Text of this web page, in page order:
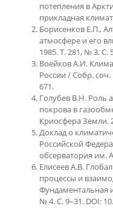
потепления в
прикладная
Борисенков Е.П.,
атмосфере и его
1985. Т. 281, № 3. С.
Воейков А.И.
России / Собр.
671.
Голубев В.Н. Роль
покрова в
Криосфера Земли.
Доклад о
Российской
обсерватория им.
Елисеев А.В.
процессы и
Фундаментальная
№ 4. С. 9–31. DOI: